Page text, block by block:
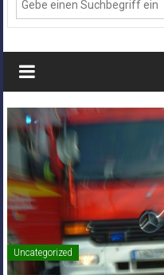
Deiner
Stadt
Monheim
Uncategorized